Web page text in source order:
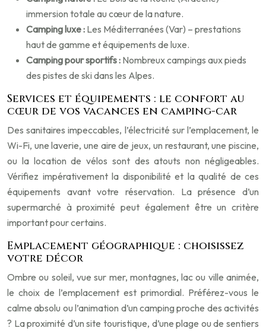
immersion totale au cœur de la nature.
Camping luxe : Les Méditerranées (Var) – prestations
haut de gamme et équipements de luxe.
Camping pour sportifs : Nombreux campings aux pieds
des pistes de ski dans les Alpes.
Services et équipements : le confort au
cœur de vos vacances en camping-car
Des sanitaires impeccables, l’électricité sur l’emplacement, le
Wi-Fi, une laverie, une aire de jeux, un restaurant, une piscine,
ou la location de vélos sont des atouts non négligeables.
Vérifiez impérativement la disponibilité et la qualité de ces
équipements avant votre réservation. La présence d’un
supermarché à proximité peut également être un critère
important pour certains.
Emplacement géographique : choisissez
votre décor
Ombre ou soleil, vue sur mer, montagnes, lac ou ville animée,
le choix de l’emplacement est primordial. Préférez-vous le
calme absolu ou l’animation d’un camping proche des activités
? La proximité d’un site touristique, d’une plage ou de sentiers